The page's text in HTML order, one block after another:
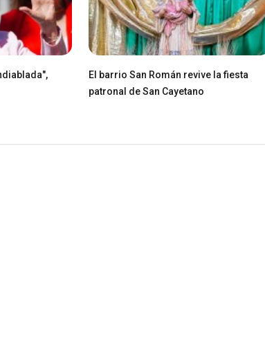
El barrio San Román revive la fiesta
patronal de San Cayetano